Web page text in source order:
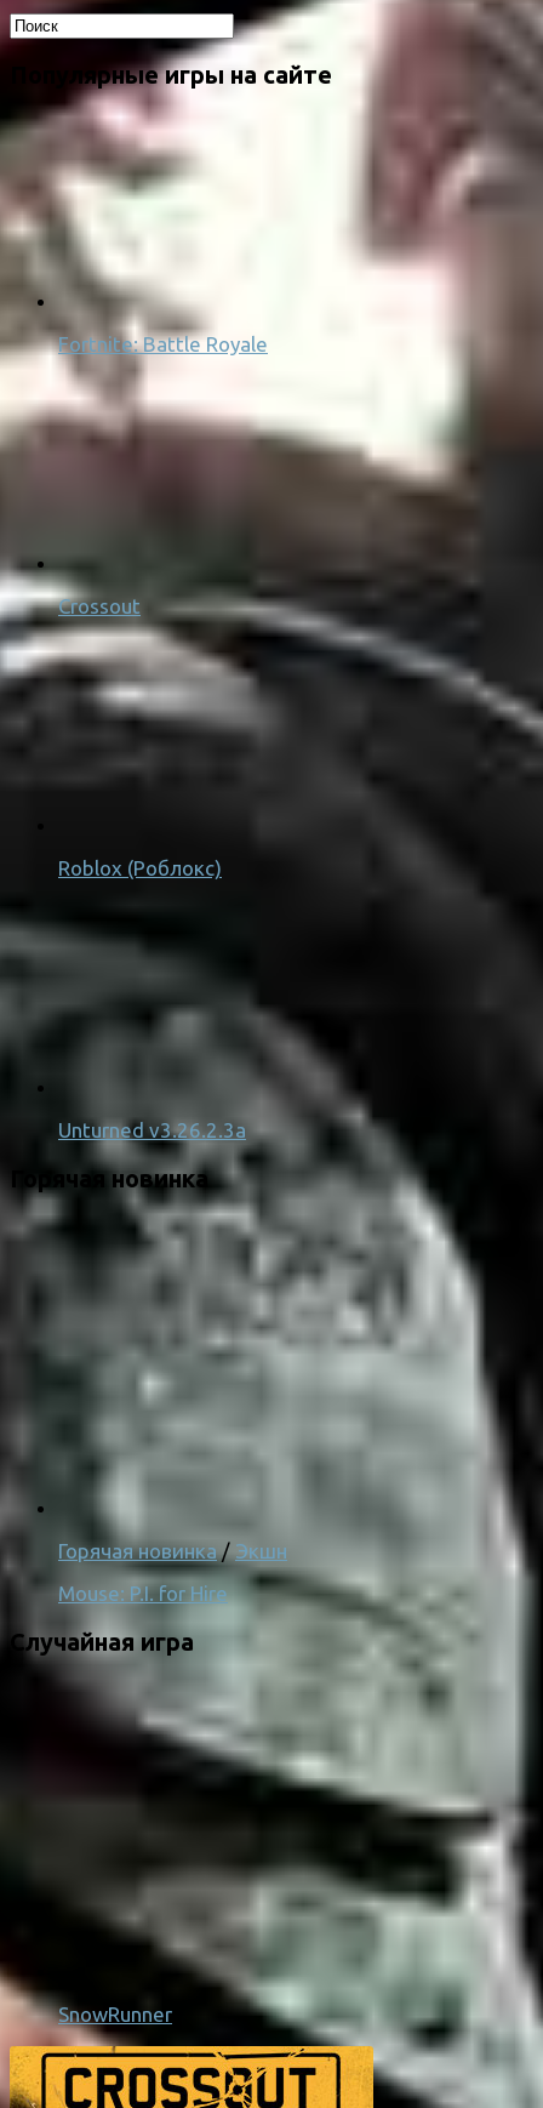
Популярные игры на сайте
Fortnite: Battle Royale
Crossout
Roblox (Роблокс)
Unturned v3.26.2.3a
Горячая новинка
Горячая новинка / Экшн
Mouse: P.I. for Hire
Случайная игра
SnowRunner